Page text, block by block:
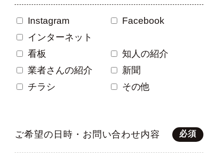
Instagram
Facebook
インターネット
看板
知人の紹介
業者さんの紹介
新聞
チラシ
その他
ご希望の日時・お問い合わせ内容 必須